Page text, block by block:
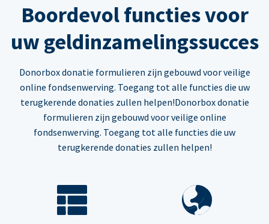
Boordevol functies voor
uw geldinzamelingssucces
Donorbox donatie formulieren zijn gebouwd voor veilige
online fondsenwerving. Toegang tot alle functies die uw
terugkerende donaties zullen helpen!Donorbox donatie
formulieren zijn gebouwd voor veilige online
fondsenwerving. Toegang tot alle functies die uw
terugkerende donaties zullen helpen!